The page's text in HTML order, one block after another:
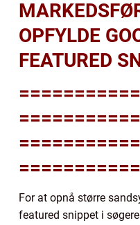
OPFYLDE
FEATURED
For at opnå større
featured snippet i